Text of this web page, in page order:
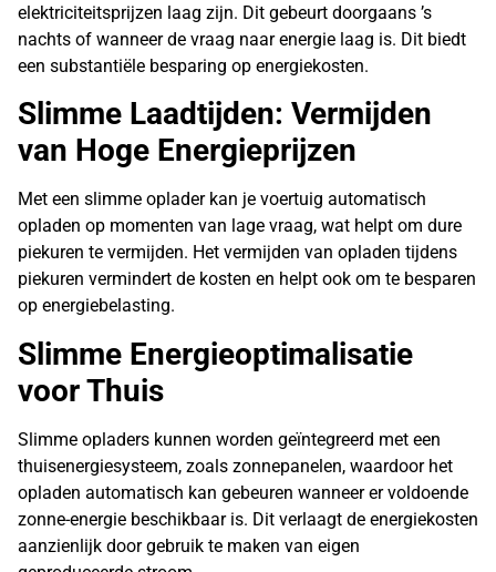
elektriciteitsprijzen laag zijn. Dit gebeurt doorgaans ’s
nachts of wanneer de vraag naar energie laag is. Dit biedt
een substantiële besparing op energiekosten.
Slimme Laadtijden: Vermijden
van Hoge Energieprijzen
Met een slimme oplader kan je voertuig automatisch
opladen op momenten van lage vraag, wat helpt om dure
piekuren te vermijden. Het vermijden van opladen tijdens
piekuren vermindert de kosten en helpt ook om te besparen
op energiebelasting.
Slimme Energieoptimalisatie
voor Thuis
Slimme opladers kunnen worden geïntegreerd met een
thuisenergiesysteem, zoals zonnepanelen, waardoor het
opladen automatisch kan gebeuren wanneer er voldoende
zonne-energie beschikbaar is. Dit verlaagt de energiekosten
aanzienlijk door gebruik te maken van eigen